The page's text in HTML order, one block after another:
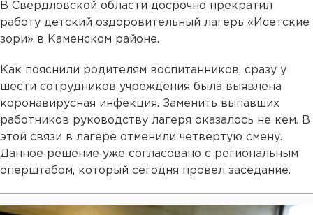
В Свердловской области досрочно прекратил
работу детский оздоровительный лагерь «Исетские
зори» в Каменском районе.
Как пояснили родителям воспитанников, сразу у
шести сотрудников учреждения была выявлена
коронавирусная инфекция. Заменить выпавших
работников руководству лагеря оказалось не кем. В
этой связи в лагере отменили четвертую смену.
Данное решение уже согласовано с региональным
оперштабом, который сегодня провел заседание.